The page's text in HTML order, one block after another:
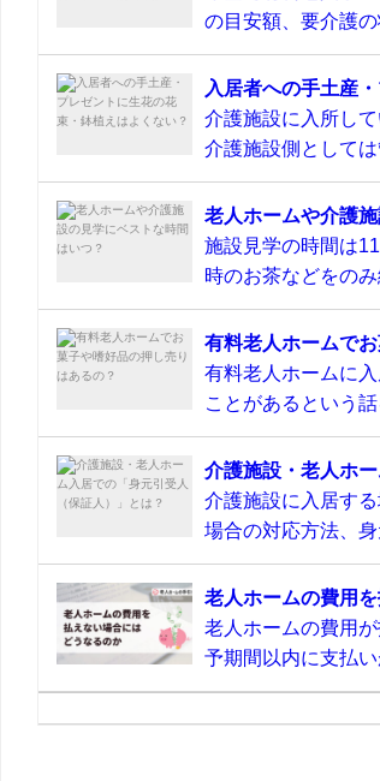
の目安額、要介護
入居者への手土産
介護施設に入所し
介護施設側として
老人ホームや介護
施設見学の時間は
時のお茶などをの
有料老人ホームで
有料老人ホームに
ことがあるという
介護施設・老人ホ
介護施設に入居す
場合の対応方法、
老人ホームの費用
老人ホームの費用
予期間以内に支払